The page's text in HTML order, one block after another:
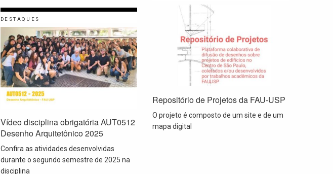
Repositório de Projetos da FAU-USP
O projeto é composto de um site e de um
mapa digital
DESTAQUES
Vídeo disciplina obrigatória AUT0512
Desenho Arquitetônico 2025
Confira as atividades desenvolvidas
durante o segundo semestre de 2025 na
disciplina